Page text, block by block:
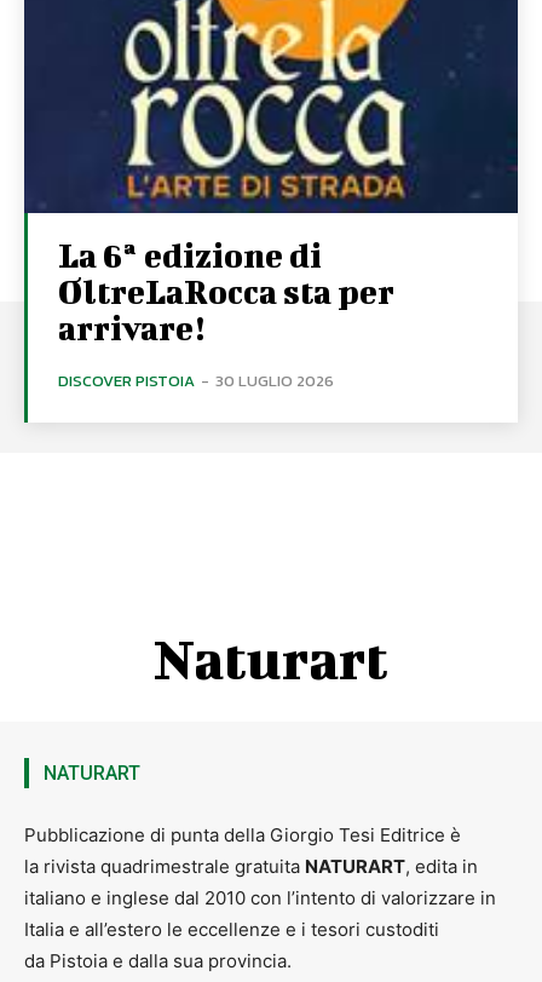
La 6ª edizione di
OltreLaRocca sta per
arrivare!
DISCOVER PISTOIA - 30 LUGLIO 2026
Naturart
NATURART
Pubblicazione di punta della Giorgio Tesi Editrice è
la rivista quadrimestrale gratuita NATURART, edita in
italiano e inglese dal 2010 con l’intento di valorizzare in
Italia e all’estero le eccellenze e i tesori custoditi
da Pistoia e dalla sua provincia.